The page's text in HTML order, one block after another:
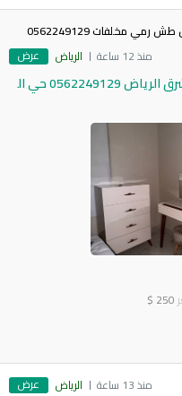
مخلفات 0562249129
منذ 12 ساعة
الرياض عرض
التخلص من الاغراض القديمة شرق الرياض 0562249129 حي ال
250
$
منذ 13 ساعة الرياض عرض